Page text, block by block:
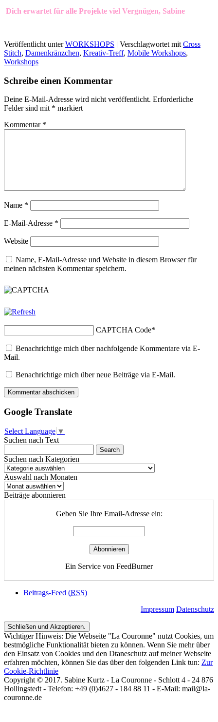
Dich erwartet für alle Projekte viel Vergnügen, Sabine
Veröffentlicht unter WORKSHOPS | Verschlagwortet mit Cross
Stitch, Damenkränzchen, Kreativ-Treff, Mobile Workshops,
Workshops
Schreibe einen Kommentar
Deine E-Mail-Adresse wird nicht veröffentlicht. Erforderliche
Felder sind mit * markiert
Kommentar *
Name *
E-Mail-Adresse *
Website
Name, E-Mail-Adresse und Website in diesem Browser für
meinen nächsten Kommentar speichern.
CAPTCHA Code*
Benachrichtige mich über nachfolgende Kommentare via E-
Mail.
Benachrichtige mich über neue Beiträge via E-Mail.
Google Translate
Select Language ▼
Suchen nach Text
Suchen nach Kategorien
Suchen
nach
Kategorien
Auswahl nach Monaten
Auswahl
nach
Monaten
Beiträge abonnieren
Geben Sie Ihre Email-Adresse ein:
Ein Service von FeedBurner
Beitrags-Feed (RSS)
Impressum Datenschutz
Wichtiger Hinweis: Die Webseite "La Couronne" nutzt Cookies, um
bestmögliche Funktionalität bieten zu können. Wenn Sie mehr über
den Einsatz von Cookies und den Dtaneschutz auf meiner Webseite
erfahren möchten, können Sie das über den folgenden Link tun: Zur
Cookie-Richtlinie
Copyright © 2017. Sabine Kurtz - La Couronne - Schlott 4 - 24 876
Hollingstedt - Telefon: +49 (0)4627 - 184 88 11 - E-Mail: mail@la-
couronne.de